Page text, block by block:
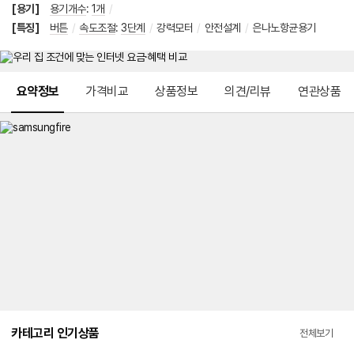
[용기] 용기개수: 1개 /
[특징]
버튼 / 속도조절: 3단계 / 강력모터 / 안전설계 / 은나노항균용기
요약정보 가격비교 상품정보 의견/리뷰 연관상품
카테고리 인기상품 전체보기